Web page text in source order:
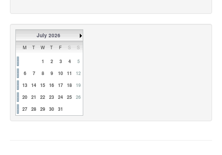
July 2026
M T W T F S S
1 2 3 4
5
6
7 8 9 10 11
12
13
14 15 16 17 18
19
20
21 22 23 24 25
26
27
28 29 30 31